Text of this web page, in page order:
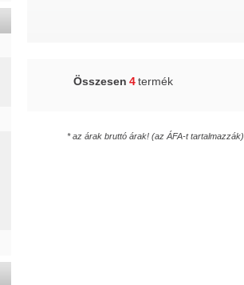
Összesen 4 termék
* az árak bruttó árak! (az ÁFA-t tartalmazzák)